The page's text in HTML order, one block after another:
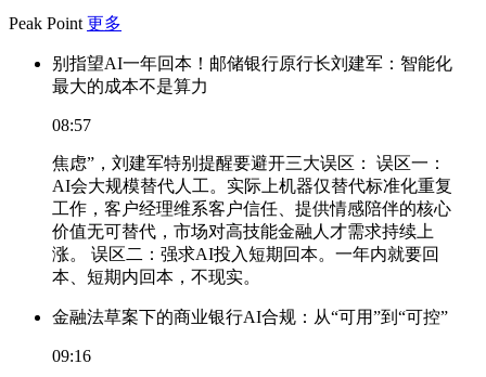
Peak Point 更多
别指望AI一年回本！邮储银行原行长刘建军：智能化
最大的成本不是算力
08:57
焦虑”，刘建军特别提醒要避开三大误区： 误区一：
AI会大规模替代人工。实际上机器仅替代标准化重复
工作，客户经理维系客户信任、提供情感陪伴的核心
价值无可替代，市场对高技能金融人才需求持续上
涨。 误区二：强求AI投入短期回本。一年内就要回
本、短期内回本，不现实。
金融法草案下的商业银行AI合规：从“可用”到“可控”
09:16